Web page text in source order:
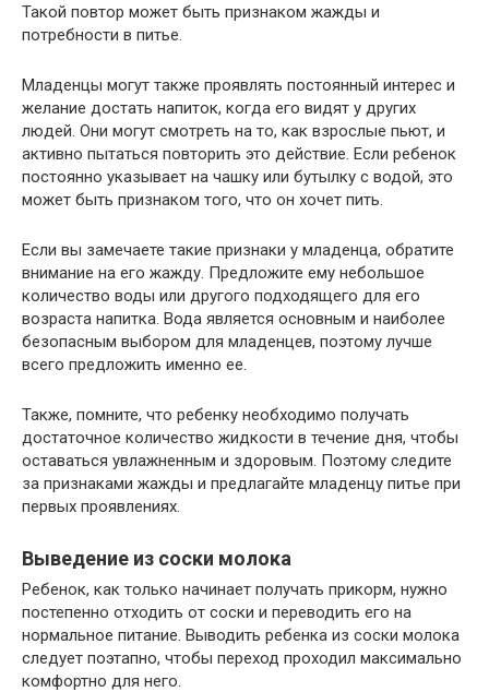
Такой повтор может быть признаком жажды и
потребности в питье.
Младенцы могут также проявлять постоянный интерес и
желание достать напиток, когда его видят у других
людей. Они могут смотреть на то, как взрослые пьют, и
активно пытаться повторить это действие. Если ребенок
постоянно указывает на чашку или бутылку с водой, это
может быть признаком того, что он хочет пить.
Если вы замечаете такие признаки у младенца, обратите
внимание на его жажду. Предложите ему небольшое
количество воды или другого подходящего для его
возраста напитка. Вода является основным и наиболее
безопасным выбором для младенцев, поэтому лучше
всего предложить именно ее.
Также, помните, что ребенку необходимо получать
достаточное количество жидкости в течение дня, чтобы
оставаться увлажненным и здоровым. Поэтому следите
за признаками жажды и предлагайте младенцу питье при
первых проявлениях.
Выведение из соски молока
Ребенок, как только начинает получать прикорм, нужно
постепенно отходить от соски и переводить его на
нормальное питание. Выводить ребенка из соски молока
следует поэтапно, чтобы переход проходил максимально
комфортно для него.